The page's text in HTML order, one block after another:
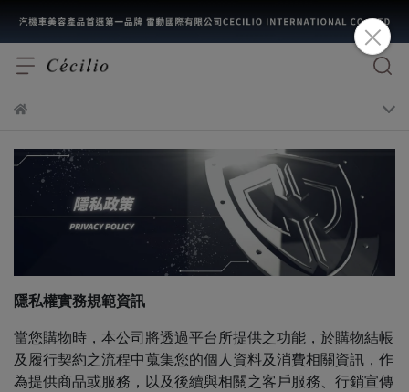
隱私權實務規範資訊
當您購物時，本公司將透過平台所提供之功能，於購物結帳
及履行契約之流程中蒐集您的個人資料及消費相關資訊，作
為提供商品或服務，以及後續與相關之客戶服務、行銷宣傳